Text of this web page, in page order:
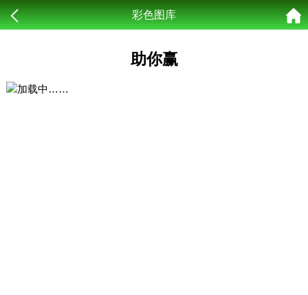
彩色图库
助你赢